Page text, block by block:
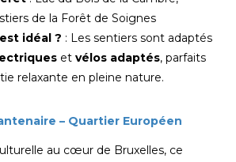
de la Forêt de Soignes
idéal ? : Les sentiers sont adaptés
etvélos adaptés, parfaits
relaxante en pleine nature.
– Quartier Européen
au cœur de Bruxelles, ce